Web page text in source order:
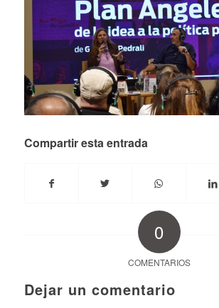
Compartir esta entrada
0
COMENTARIOS
Dejar un comentario